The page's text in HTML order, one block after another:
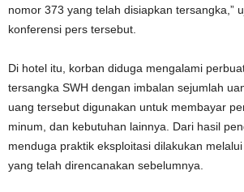
nomor 373 yang telah disiapkan tersangka,”
konferensi pers tersebut.
Di hotel itu, korban diduga mengalami
tersangka SWH dengan imbalan sejumlah
uang tersebut digunakan untuk membayar
minum, dan kebutuhan lainnya. Dari hasil
menduga praktik eksploitasi dilakukan
yang telah direncanakan sebelumnya.